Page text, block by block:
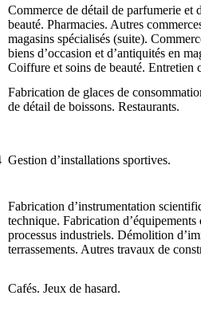
Commerce de détail de parfumerie et
beauté. Pharmacies. Autres
magasins spécialisés (suite).
biens d’occasion et d’antiquités en
Coiffure et soins de beauté. Entretien
Fabrication de glaces de
de détail de boissons. Restaurants.
Gestion d’installations sportives.
Fabrication d’instrumentation
technique. Fabrication d’équipements
processus industriels. Démolition
terrassements. Autres travaux de
Cafés. Jeux de hasard.